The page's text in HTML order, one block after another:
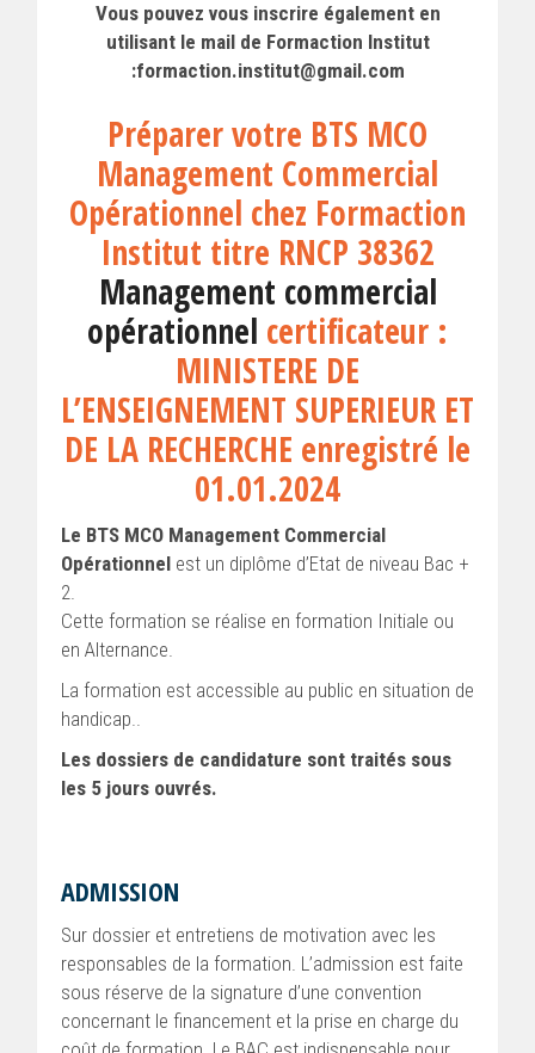
Vous pouvez vous inscrire également en
utilisant le mail de Formaction Institut
:formaction.institut@gmail.com
Préparer votre BTS MCO
Management Commercial
Opérationnel chez Formaction
Institut titre RNCP 38362
Management commercial
opérationnel certificateur :
MINISTERE DE
L’ENSEIGNEMENT SUPERIEUR ET
DE LA RECHERCHE enregistré le
01.01.2024
Le BTS MCO Management Commercial
Opérationnel est un diplôme d’Etat de niveau Bac +
2.
Cette formation se réalise en formation Initiale ou
en Alternance.
La formation est accessible au public en situation de
handicap..
Les dossiers de candidature sont traités sous
les 5 jours ouvrés.
ADMISSION
Sur dossier et entretiens de motivation avec les
responsables de la formation. L’admission est faite
sous réserve de la signature d’une convention
concernant le financement et la prise en charge du